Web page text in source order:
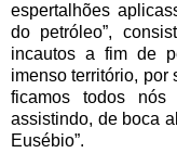
espertalhões
do petróleo”,
incautos a fim de
imenso território, por
ficamos todos
assistindo, de boca
Eusébio”.